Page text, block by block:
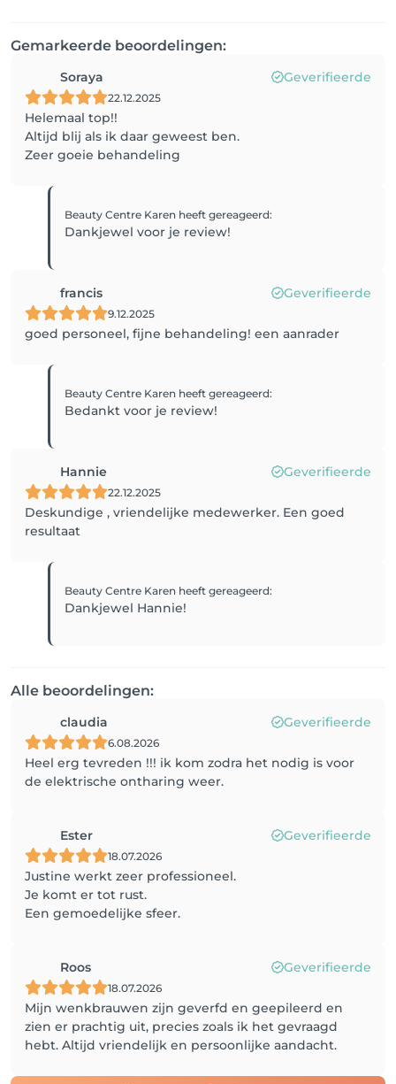
Gemarkeerde beoordelingen:
Soraya Geverifieerde
22.12.2025
Helemaal top!!
Altijd blij als ik daar geweest ben.
Zeer goeie behandeling
Beauty Centre Karen heeft gereageerd:
Dankjewel voor je review!
francis Geverifieerde
9.12.2025
goed personeel, fijne behandeling! een aanrader
Beauty Centre Karen heeft gereageerd:
Bedankt voor je review!
Hannie Geverifieerde
22.12.2025
Deskundige , vriendelijke medewerker. Een goed
resultaat
Beauty Centre Karen heeft gereageerd:
Dankjewel Hannie!
Alle beoordelingen:
claudia Geverifieerde
6.08.2026
Heel erg tevreden !!! ik kom zodra het nodig is voor
de elektrische ontharing weer.
Ester Geverifieerde
18.07.2026
Justine werkt zeer professioneel.
Je komt er tot rust.
Een gemoedelijke sfeer.
Roos Geverifieerde
18.07.2026
Mijn wenkbrauwen zijn geverfd en geepileerd en
zien er prachtig uit, precies zoals ik het gevraagd
hebt. Altijd vriendelijk en persoonlijke aandacht.